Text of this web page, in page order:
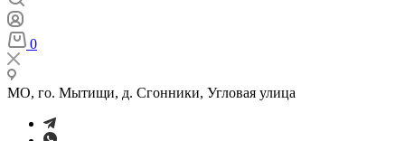
0
МО, го. Мытищи, д. Сгонники, Угловая улица